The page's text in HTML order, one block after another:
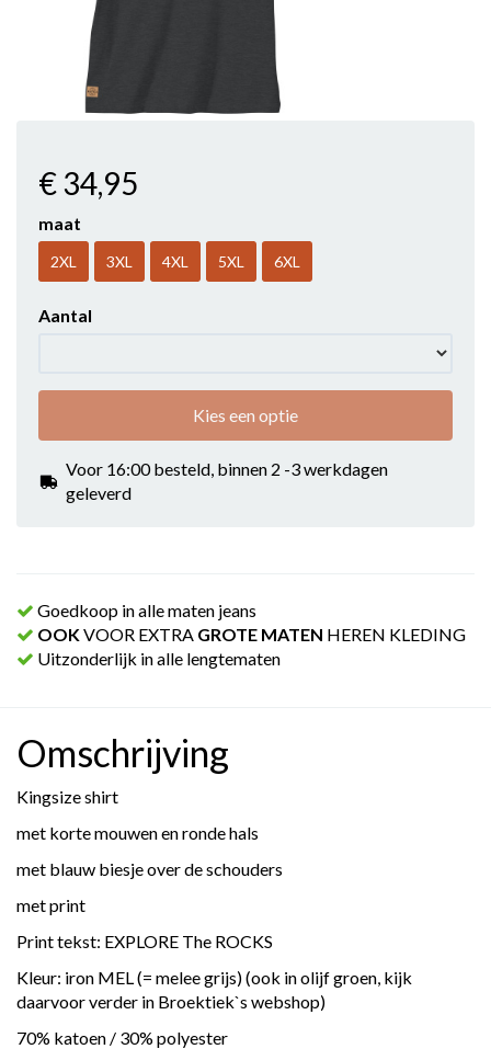
€ 34,95
maat
2XL 3XL 4XL 5XL 6XL
Aantal
Kies een optie
Voor 16:00 besteld, binnen 2 -3 werkdagen
geleverd
Goedkoop in alle maten jeans
OOKVOOR EXTRA GROTE MATEN HEREN KLEDING
Uitzonderlijk in alle lengtematen
Omschrijving
Kingsize shirt
met korte mouwen en ronde hals
met blauw biesje over de schouders
met print
Print tekst: EXPLORE The ROCKS
Kleur: iron MEL (= melee grijs) (ook in olijf groen, kijk
daarvoor verder in Broektiek`s webshop)
70% katoen / 30% polyester